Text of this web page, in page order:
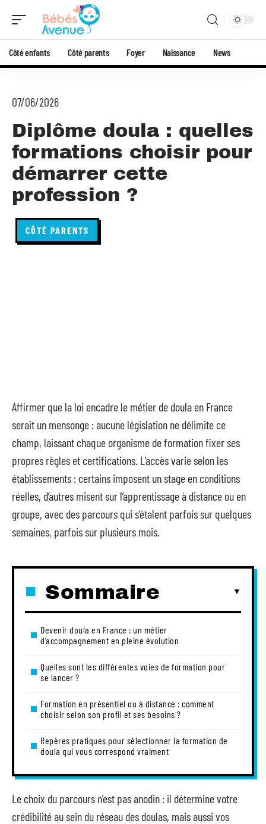
Côté enfants Côté parents Foyer Naissance News
07/06/2026
Diplôme doula : quelles
formations choisir pour
démarrer cette
profession ?
CÔTÉ PARENTS
Affirmer que la loi encadre le métier de doula en France
serait un mensonge : aucune législation ne délimite ce
champ, laissant chaque organisme de formation fixer ses
propres règles et certifications. L’accès varie selon les
établissements : certains imposent un stage en conditions
réelles, d’autres misent sur l’apprentissage à distance ou en
groupe, avec des parcours qui s’étalent parfois sur quelques
semaines, parfois sur plusieurs mois.
Sommaire
Devenir doula en France : un métier
d’accompagnement en pleine évolution
Quelles sont les différentes voies de formation pour
se lancer ?
Formation en présentiel ou à distance : comment
choisir selon son profil et ses besoins ?
Repères pratiques pour sélectionner la formation de
doula qui vous correspond vraiment
Le choix du parcours n’est pas anodin : il détermine votre
crédibilité au sein du réseau des doulas, mais aussi vos